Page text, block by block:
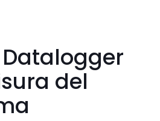
Datalogger
del